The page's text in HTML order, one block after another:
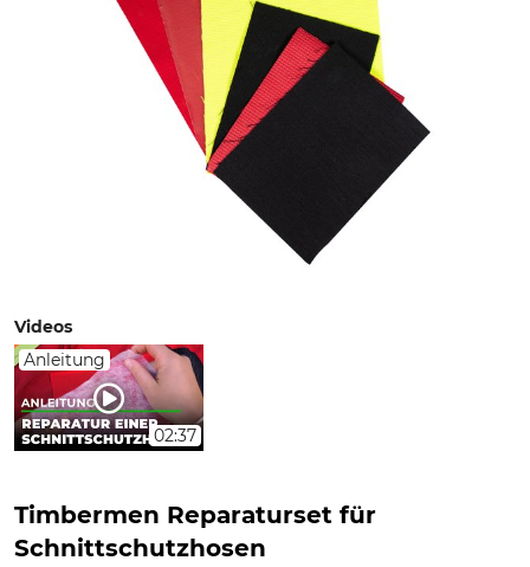
Videos
Anleitung
02:37
Timbermen Reparaturset für
Schnittschutzhosen